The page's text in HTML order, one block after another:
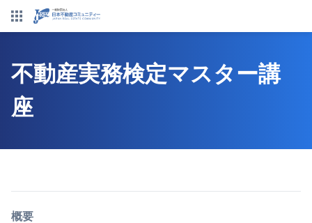
不動産実務検定マスター講
座
概要